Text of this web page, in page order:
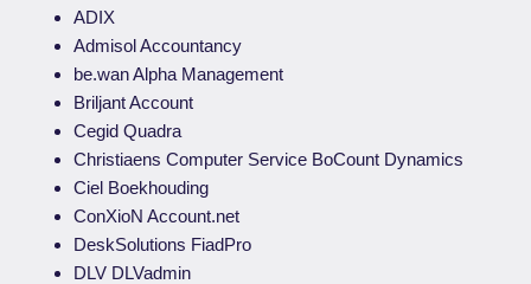
ADIX
Admisol Accountancy
be.wan Alpha Management
Briljant Account
Cegid Quadra
Christiaens Computer Service BoCount Dynamics
Ciel Boekhouding
ConXioN Account.net
DeskSolutions FiadPro
DLV DLVadmin